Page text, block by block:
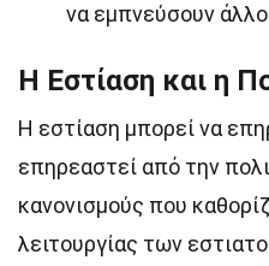
να εμπνεύσουν
Η Εστίαση και η
Η εστίαση μπορεί να
επηρεαστεί από την
κανονισμούς που
λειτουργίας των